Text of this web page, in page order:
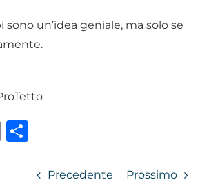
sono un’idea geniale, ma solo se
Email
Precedente Prossimo